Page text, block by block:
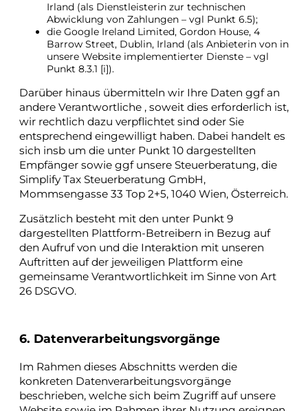
Irland (als Dienstleisterin zur technischen
Abwicklung von Zahlungen – vgl Punkt 6.5);
die Google Ireland Limited, Gordon House, 4
Barrow Street, Dublin, Irland (als Anbieterin von in
unsere Website implementierter Dienste – vgl
Punkt 8.3.1 [i]).
Darüber hinaus übermitteln wir Ihre Daten ggf an
andere Verantwortliche , soweit dies erforderlich ist,
wir rechtlich dazu verpflichtet sind oder Sie
entsprechend eingewilligt haben. Dabei handelt es
sich insb um die unter Punkt 10 dargestellten
Empfänger sowie ggf unsere Steuerberatung, die
Simplify Tax Steuerberatung GmbH,
Mommsengasse 33 Top 2+5, 1040 Wien, Österreich.
Zusätzlich besteht mit den unter Punkt 9
dargestellten Plattform-Betreibern in Bezug auf
den Aufruf von und die Interaktion mit unseren
Auftritten auf der jeweiligen Plattform eine
gemeinsame Verantwortlichkeit im Sinne von Art
26 DSGVO.
6. Datenverarbeitungsvorgänge
Im Rahmen dieses Abschnitts werden die
konkreten Datenverarbeitungsvorgänge
beschrieben, welche sich beim Zugriff auf unsere